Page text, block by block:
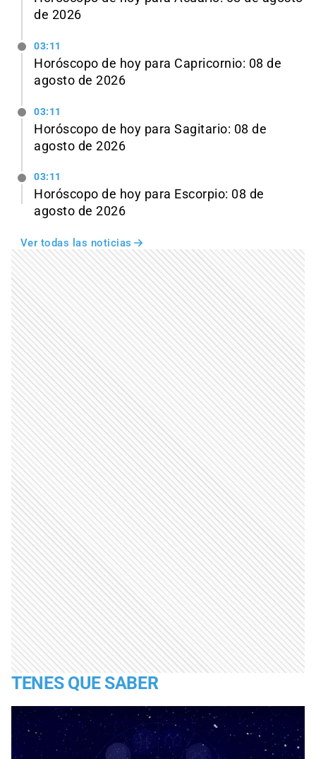
de 2026
03:11
Horóscopo de hoy para Capricornio: 08 de
agosto de 2026
03:11
Horóscopo de hoy para Sagitario: 08 de
agosto de 2026
03:11
Horóscopo de hoy para Escorpio: 08 de
agosto de 2026
Ver todas las noticias
TENES QUE SABER